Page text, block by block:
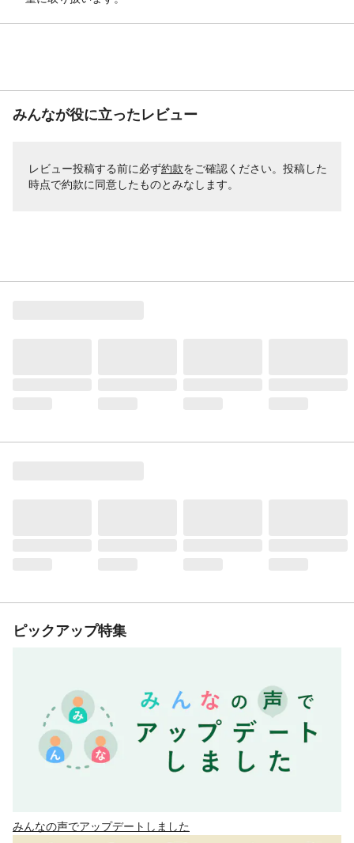
みんなが役に立ったレビュー
レビュー投稿する前に必ず約款をご確認ください。投稿した
時点で約款に同意したものとみなします。
ピックアップ特集
みんなの声でアップデートしました